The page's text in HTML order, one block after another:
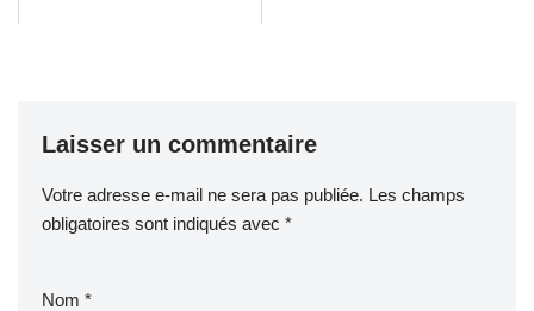
Laisser un commentaire
Votre adresse e-mail ne sera pas publiée. Les champs
obligatoires sont indiqués avec *
Nom *